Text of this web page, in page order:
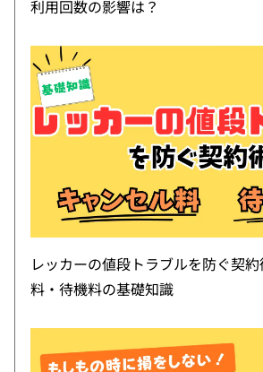
利用回数の影響は？
レッカーの値段トラブルを防ぐ契
料・待機料の基礎知識